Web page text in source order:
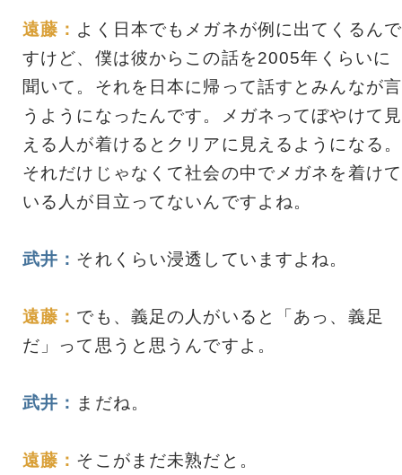
遠藤： よく日本でもメガネが例に出てくるんで
すけど、僕は彼からこの話を2005年くらいに
聞いて。それを日本に帰って話すとみんなが言
うようになったんです。メガネってぼやけて見
える人が着けるとクリアに見えるようになる。
それだけじゃなくて社会の中でメガネを着けて
いる人が目立ってないんですよね。
武井： それくらい浸透していますよね。
遠藤： でも、義足の人がいると「あっ、義足
だ」って思うと思うんですよ。
武井： まだね。
遠藤： そこがまだ未熟だと。